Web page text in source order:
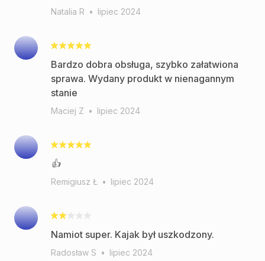
Natalia R • lipiec 2024
Bardzo dobra obsługa, szybko załatwiona
sprawa. Wydany produkt w nienagannym
stanie
Maciej Z • lipiec 2024
👍
Remigiusz Ł • lipiec 2024
Namiot super. Kajak był uszkodzony.
Radosław S • lipiec 2024